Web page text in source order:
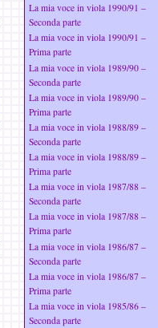
La mia voce in viola 1990/91 –
Seconda parte
La mia voce in viola 1990/91 –
Prima parte
La mia voce in viola 1989/90 –
Seconda parte
La mia voce in viola 1989/90 –
Prima parte
La mia voce in viola 1988/89 –
Seconda parte
La mia voce in viola 1988/89 –
Prima parte
La mia voce in viola 1987/88 –
Seconda parte
La mia voce in viola 1987/88 –
Prima parte
La mia voce in viola 1986/87 –
Seconda parte
La mia voce in viola 1986/87 –
Prima parte
La mia voce in viola 1985/86 –
Seconda parte